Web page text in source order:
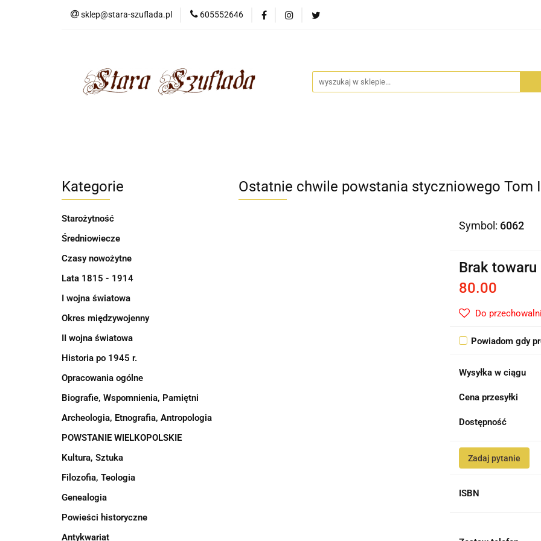
sklep@stara-szuflada.pl 605552646
NOWOŚCI STARA SZUFLADA
Kategorie
Starożytność
Średniowiecze
Czasy nowożytne
Lata 1815 - 1914
I wojna światowa
Okres międzywojenny
II wojna światowa
Historia po 1945 r.
Opracowania ogólne
Biografie, Wspomnienia, Pamiętni
Archeologia, Etnografia, Antropologia
POWSTANIE WIELKOPOLSKIE
Kultura, Sztuka
Filozofia, Teologia
Genealogia
Powieści historyczne
Antykwariat
Ostatnie chwile powstania styczniowego Tom
Symbol: 6062
Brak towaru
80.00
Do przechowalni
Powiadom gdy
Wysyłka w ciągu
Cena przesyłki
Dostępność
Zadaj pytanie
ISBN